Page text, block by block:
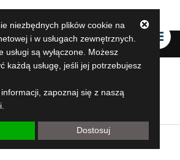
do raportowania skoków
niezbędnych plików cookie na
i w usługach zewnętrznych.
usługi są wyłączone. Możesz
każdą usługę, jeśli jej potrzebujesz
zapoznaj się z naszą
Dostosuj